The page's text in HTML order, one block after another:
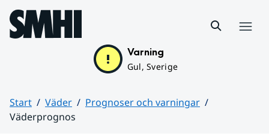
Hoppa till sidans innehåll
Varning
Gul, Sverige
Start Väder
Prognoser och varningar
Väderprognos